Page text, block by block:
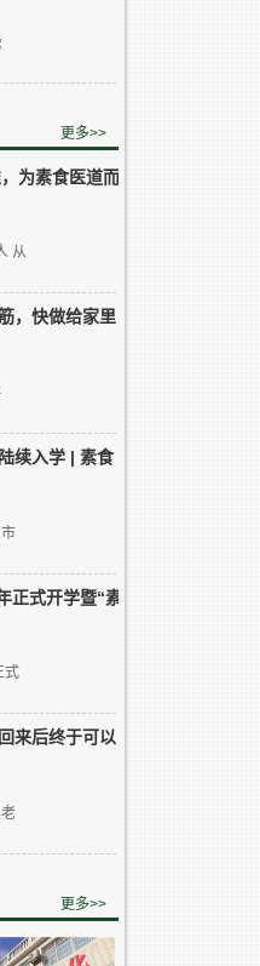
更多>>
为素食医道而
从
，快做给家里
续入学 | 素食
正式开学暨“素
式
来后终于可以
更多>>